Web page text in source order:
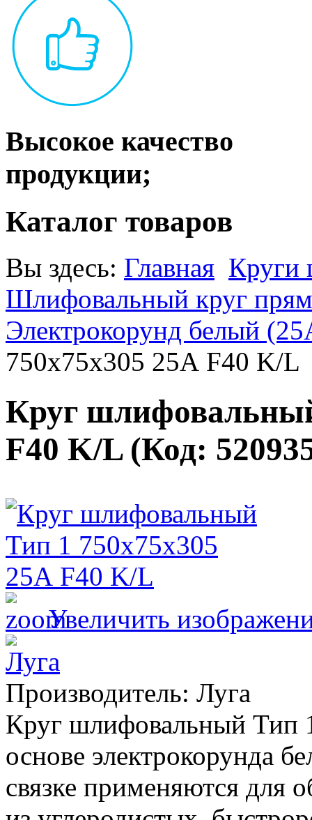
Высокое качество
продукции;
Каталог товаров
Вы здесь: Главная Круги
Шлифовальный круг
Электрокорунд белый
750х75х305 25А F40 K/L
Круг
F40 K/L (Код:
Увеличить
Производитель: Луга
Круг шлифовальный Тип
основе электрокорунда
связке применяются для